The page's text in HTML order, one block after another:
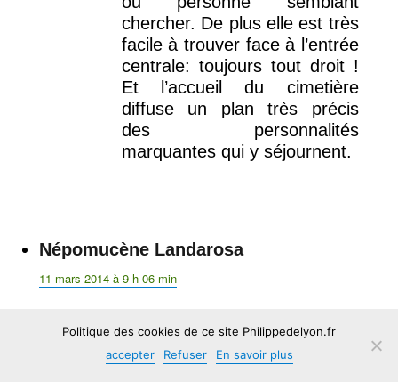
chercher. De plus elle est très
facile à trouver face à l’entrée
centrale: toujours tout droit !
Et l’accueil du cimetière
diffuse un plan très précis
des personnalités
marquantes qui y séjournent.
Népomucène Landarosadit :
11 mars 2014 à 9 h 06 min
Non seulement pour l’aide qu’il va
apporter aux guides du cimetière de
Politique des cookies de ce site Philippedelyon.fr
accepter
Refuser En savoir plus